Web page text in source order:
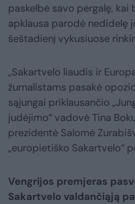
paskelbė savo pergalę, kai
apklausa parodė nedidelę
šeštadienį vykusiuose
„Sakartvelo liaudis ir
žurnalistams pasakė
sąjungai priklausančio
judėjimo“ vadovė Tina
prezidentė Salomė
„europietiško Sakartvelo“
Vengrijos premjeras
Sakartvelo valdančiąją